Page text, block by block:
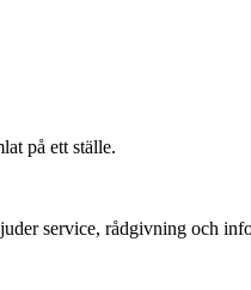
på ett ställe.
service, rådgivning och